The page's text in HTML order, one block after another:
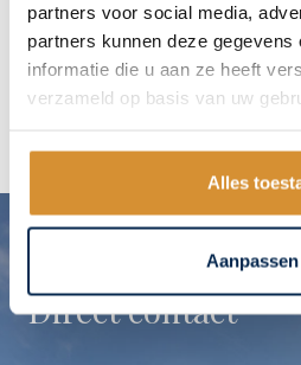
partners voor social media,
partners kunnen deze
informatie die u aan ze heeft
verzameld op basis van uw
Alles
Aanpassen
Hierdoor wordt de …
Direct contact